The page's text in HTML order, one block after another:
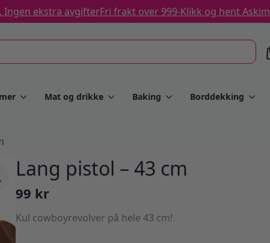
ekstra avgifterFri frakt over 999-Klikk og hent Askim
Mat og drikke Baking Borddekking
Lang pistol – 43 cm
99 kr
Kul cowboyrevolver på hele 43 cm!